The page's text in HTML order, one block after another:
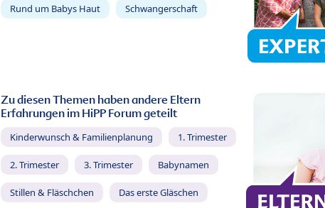
Rund um Babys Haut Schwangerschaft
Zu diesen Themen haben andere Eltern
Erfahrungen im HiPP Forum geteilt
Kinderwunsch & Familienplanung 1. Trimester
2. Trimester 3. Trimester Babynamen
Stillen & Fläschchen Das erste Gläschen